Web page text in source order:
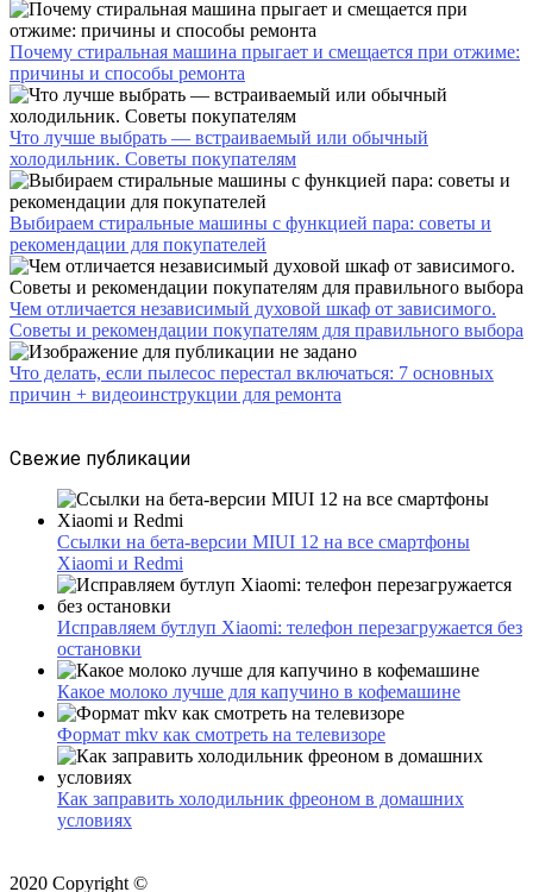
Почему стиральная машина прыгает и смещается при отжиме:
причины и способы ремонта
Что лучше выбрать — встраиваемый или обычный
холодильник. Советы покупателям
Выбираем стиральные машины с функцией пара: советы и
рекомендации для покупателей
Чем отличается независимый духовой шкаф от зависимого.
Советы и рекомендации покупателям для правильного выбора
Что делать, если пылесос перестал включаться: 7 основных
причин + видеоинструкции для ремонта
Свежие публикации
Ссылки на бета-версии MIUI 12 на все смартфоны
Xiaomi и Redmi
Исправляем бутлуп Xiaomi: телефон перезагружается без
остановки
Какое молоко лучше для капучино в кофемашине
Формат mkv как смотреть на телевизоре
Как заправить холодильник фреоном в домашних
условиях
2020 Copyright ©